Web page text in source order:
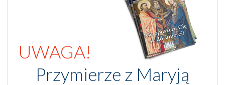
UWAGA!
Przymierze z Maryją